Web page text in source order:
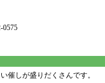
催しが盛りだくさんです。